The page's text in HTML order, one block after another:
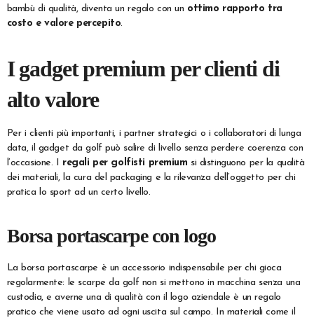
bambù di qualità, diventa un regalo con un ottimo rapporto tra
costo e valore percepito.
I gadget premium per clienti di
alto valore
Per i clienti più importanti, i partner strategici o i collaboratori di lunga
data, il gadget da golf può salire di livello senza perdere coerenza con
l’occasione. I regali per golfisti premium si distinguono per la qualità
dei materiali, la cura del packaging e la rilevanza dell’oggetto per chi
pratica lo sport ad un certo livello.
Borsa portascarpe con logo
La borsa portascarpe è un accessorio indispensabile per chi gioca
regolarmente: le scarpe da golf non si mettono in macchina senza una
custodia, e averne una di qualità con il logo aziendale è un regalo
pratico che viene usato ad ogni uscita sul campo. In materiali come il